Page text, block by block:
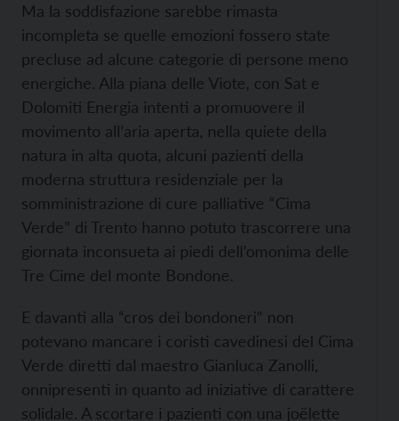
Ma la soddisfazione sarebbe rimasta
incompleta se quelle emozioni fossero state
precluse ad alcune categorie di persone meno
energiche. Alla piana delle Viote, con Sat e
Dolomiti Energia intenti a promuovere il
movimento all’aria aperta, nella quiete della
natura in alta quota, alcuni pazienti della
moderna struttura residenziale per la
somministrazione di cure palliative “Cima
Verde” di Trento hanno potuto trascorrere una
giornata inconsueta ai piedi dell’omonima delle
Tre Cime del monte Bondone.
E davanti alla “cros dei bondoneri” non
potevano mancare i coristi cavedinesi del Cima
Verde diretti dal maestro Gianluca Zanolli,
onnipresenti in quanto ad iniziative di carattere
solidale. A scortare i pazienti con una joëlette